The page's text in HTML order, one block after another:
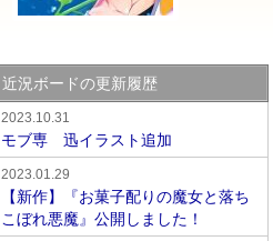
近況ボードの更新履歴
2023.10.31
モブ専 迅イラスト追加
2023.01.29
【新作】『お菓子配りの魔女と落ち
こぼれ悪魔』公開しました！